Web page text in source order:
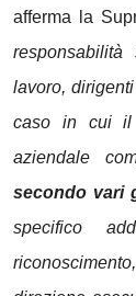
afferma la
lavoro,
caso in cui il
aziendale
secondo vari
specifico